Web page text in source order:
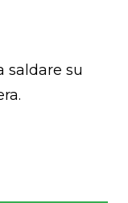
saldare su